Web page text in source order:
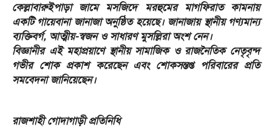
কেল্লাবারুইপাড়া জামে মসজিদে মরহুমের মাগফিরাত কামনায়
একটি গায়েবানা জানাজা অনুষ্ঠিত হয়েছে। জানাজায় স্থানীয় গণ্যমান্য
ব্যক্তিবর্গ, আত্মীয়-স্বজন ও সাধারণ মুসল্লিরা অংশ নেন।
​বিজ্ঞানীর এই মহাপ্রয়াণে স্থানীয় সামাজিক ও রাজনৈতিক নেতৃবৃন্দ
গভীর শোক প্রকাশ করেছেন এবং শোকসন্তপ্ত পরিবারের প্রতি
সমবেদনা জানিয়েছেন।
রাজশাহী গোদাগাড়ী প্রতিনিধি